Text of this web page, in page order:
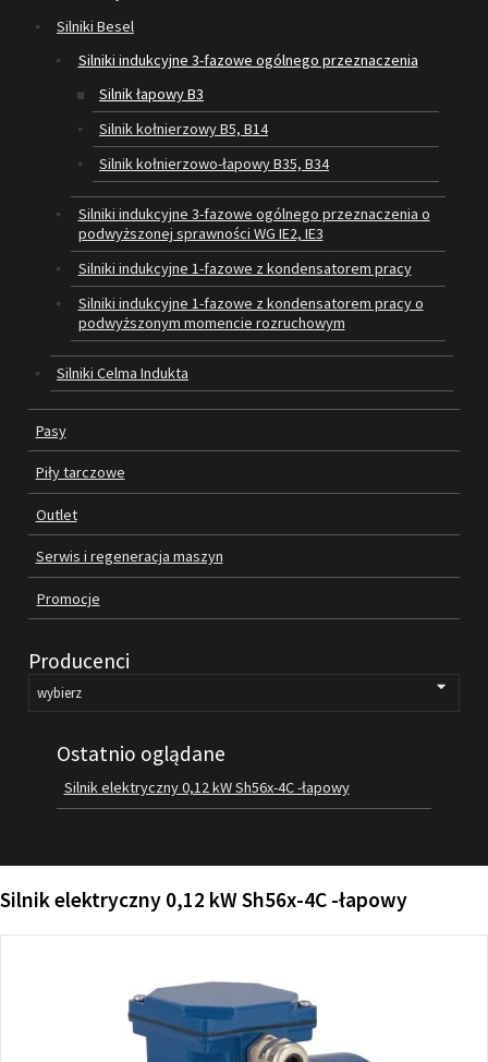
PIŁY TARCZOWE
OUTLET
SERWIS I REGENERACJA MASZYN
PROMOCJE
REGULAMIN
KATALOGI
OBRABIARKI DO DREWNA
SILNIKI ELEKTRYCZNE
PASY KLINOWE
FILMY
KONTAKT
Silniki Besel
Silniki indukcyjne 3-fazowe ogólnego przeznaczenia
Silnik łapowy B3
Silnik kołnierzowy B5, B14
Silnik kołnierzowo-łapowy B35, B34
Silniki indukcyjne 3-fazowe ogólnego przeznaczenia o
podwyższonej sprawności WG IE2, IE3
Silniki indukcyjne 1-fazowe z kondensatorem pracy
Silniki indukcyjne 1-fazowe z kondensatorem pracy o
podwyższonym momencie rozruchowym
Silniki Celma Indukta
Pasy
Piły tarczowe
Outlet
Serwis i regeneracja maszyn
Promocje
Producenci
Ostatnio oglądane
Silnik elektryczny 0,12 kW Sh56x-4C -łapowy
Silnik elektryczny 0,12 kW Sh56x-4C -łapowy